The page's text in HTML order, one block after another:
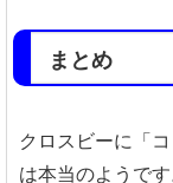
まとめ
クロスビーに「
は本当のようです